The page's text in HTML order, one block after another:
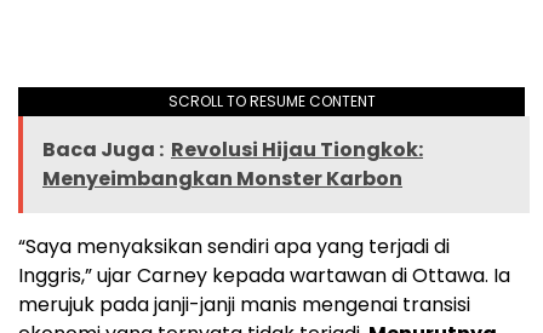
SCROLL TO RESUME CONTENT
Baca Juga : Revolusi Hijau Tiongkok:
Menyeimbangkan Monster Karbon
“Saya menyaksikan sendiri apa yang terjadi di
Inggris,” ujar Carney kepada wartawan di Ottawa. Ia
merujuk pada janji-janji manis mengenai transisi